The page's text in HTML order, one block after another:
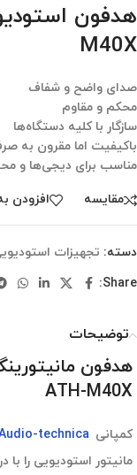
M40X
صدای واضح و شفاف
محکم و مقاوم
سازگار با کلیه دستگاه‌ها
باکیفیت اما مقرون به
مناسب برای دیجی‌ها و
مقایسه افزودن
دسته: تجهیزات
Share:
توضیحات
ATH-M40X
کمپانیtechnica
مانیتور استودیویی را